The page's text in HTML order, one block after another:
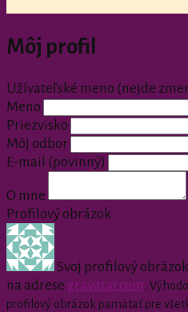
Môj profil
Užívateľské meno (nejde
Meno
Priezvisko
Môj odbor
E-mail
(povinný)
O mne
Profilový obrázok
Svoj profilový
na adrese gravatar.com .
profilový obrázok pamätať pre